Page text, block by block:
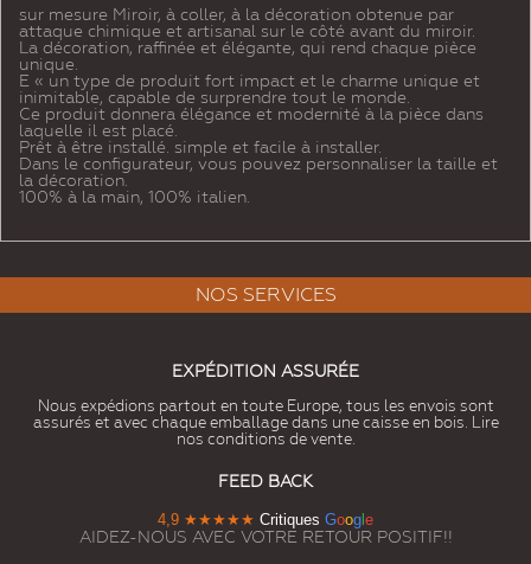
sur mesure Miroir, à coller, à la décoration obtenue par
attaque chimique et artisanal sur le côté avant du miroir.
La décoration, raffinée et élégante, qui rend chaque pièce
unique.
E « un type de produit fort impact et le charme unique et
inimitable, capable de surprendre tout le monde.
Ce produit donnera élégance et modernité à la pièce dans
laquelle il est placé.
Prêt à être installé. simple et facile à installer.
Dans le configurateur, vous pouvez personnaliser la taille et
la décoration.
100% à la main, 100% italien.
NOS SERVICES
EXPÉDITION ASSURÉE
Nous expédions partout en toute Europe, tous les envois sont
assurés et avec chaque emballage dans une caisse en bois. Lire
nos conditions de vente.
FEED BACK
4,9 ★★★★★ Critiques Goog e
AIDEZ-NOUS AVEC VOTRE RETOUR POSITIF!!